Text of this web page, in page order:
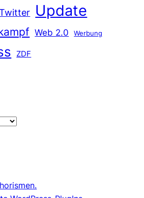
Update
Web 2.0 Werbung
ZDF